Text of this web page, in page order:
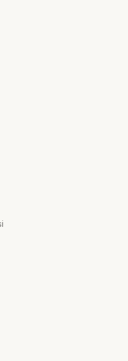
Bourges Cedex, France